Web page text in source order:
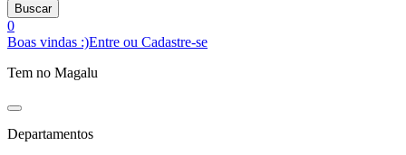
Buscar
0
Boas vindas :)Entre ou Cadastre-se
Tem no Magalu
Departamentos